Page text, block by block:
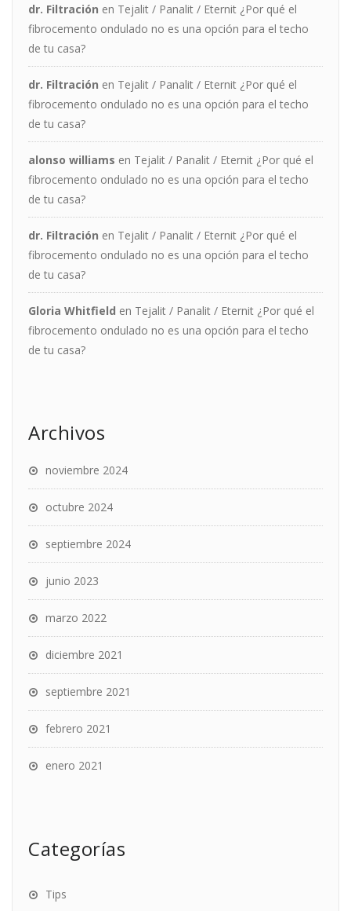
dr. Filtración en Tejalit / Panalit / Eternit ¿Por qué el
fibrocemento ondulado no es una opción para el techo
de tu casa?
dr. Filtración en Tejalit / Panalit / Eternit ¿Por qué el
fibrocemento ondulado no es una opción para el techo
de tu casa?
alonso williams en Tejalit / Panalit / Eternit ¿Por qué el
fibrocemento ondulado no es una opción para el techo
de tu casa?
dr. Filtración en Tejalit / Panalit / Eternit ¿Por qué el
fibrocemento ondulado no es una opción para el techo
de tu casa?
Gloria Whitfield en Tejalit / Panalit / Eternit ¿Por qué el
fibrocemento ondulado no es una opción para el techo
de tu casa?
Archivos
noviembre 2024
octubre 2024
septiembre 2024
junio 2023
marzo 2022
diciembre 2021
septiembre 2021
febrero 2021
enero 2021
Categorías
Tips